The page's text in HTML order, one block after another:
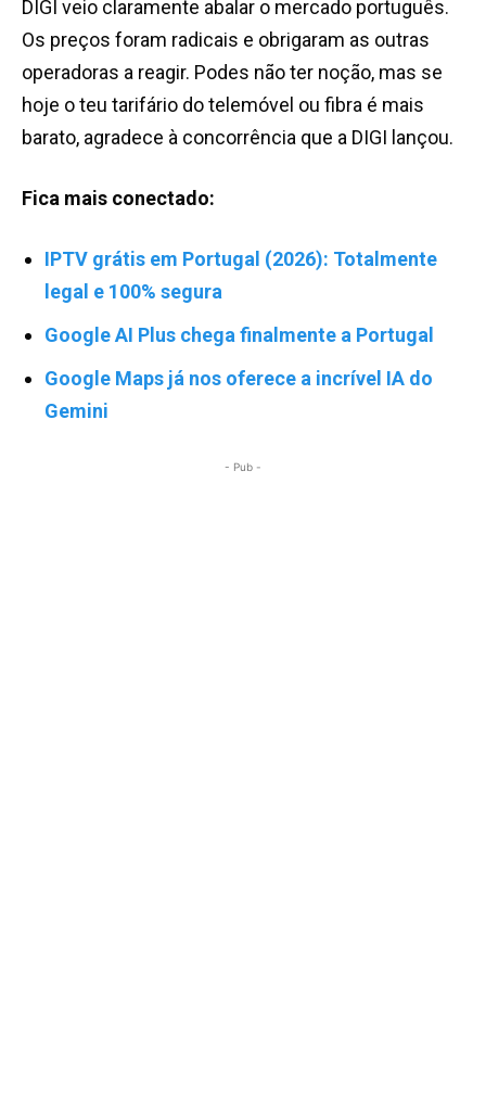
DIGI veio claramente abalar o mercado português.
Os preços foram radicais e obrigaram as outras
operadoras a reagir. Podes não ter noção, mas se
hoje o teu tarifário do telemóvel ou fibra é mais
barato, agradece à concorrência que a DIGI lançou.
Fica mais conectado:
IPTV grátis em Portugal (2026): Totalmente
legal e 100% segura
Google AI Plus chega finalmente a Portugal
Google Maps já nos oferece a incrível IA do
Gemini
- Pub -